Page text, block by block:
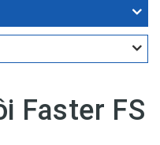
Faster FS